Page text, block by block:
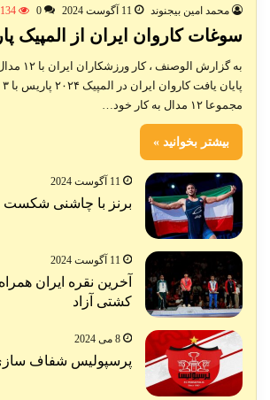
محمد امین بیجنوند 11 آگوست 2024 0
سوغات کاروان ایران از المپیک
به گزارش
مجموعا ۱۲ مدال به کار خود…
بیشتر بخوانید »
11 آگوست 2024
برنز با چاشنی شکست
11 آگوست 2024
آخرین نقره ایران
کشتی آزاد
8 می 2024
پرسپولیس شفاف